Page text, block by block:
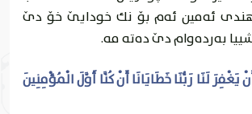
هندى ئه‌مين ئه‌م بۆ نك خودايێ خۆ دێ
به‌رده‌وام دێ ده‌ته‌ مه‌.
أَنْ يَغْفِرَ لَنَا رَبُّنَا خَطَايَانَا أَنْ كُنَّا أَوَّلَ الْمُؤْمِنِينَ